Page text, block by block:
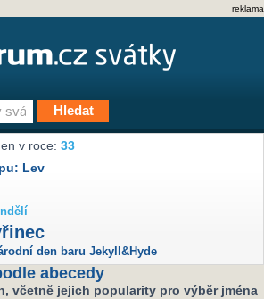
reklama
v roce:33
Lev
den baru Jekyll&Hyde
abecedy
včetně jejich popularity pro výběr jména